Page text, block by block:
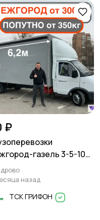
₽
газель 3-5-10
назад
ТСК ГРИФОН